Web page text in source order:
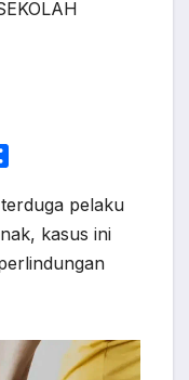
a
r
pelaku
kasus ini